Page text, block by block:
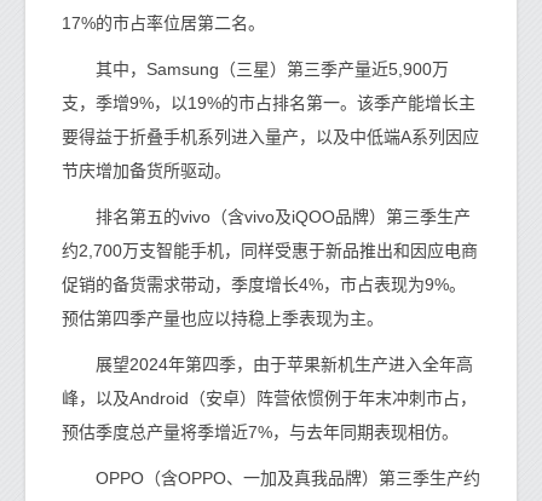
17%的市占率位居第二名。
其中，Samsung（三星）第三季产量近5,900万
支，季增9%，以19%的市占排名第一。该季产能增长主
要得益于折叠手机系列进入量产，以及中低端A系列因应
节庆增加备货所驱动。
排名第五的vivo（含vivo及iQOO品牌）第三季生产
约2,700万支智能手机，同样受惠于新品推出和因应电商
促销的备货需求带动，季度增长4%，市占表现为9%。
预估第四季产量也应以持稳上季表现为主。
展望2024年第四季，由于苹果新机生产进入全年高
峰，以及Android（安卓）阵营依惯例于年末冲刺市占，
预估季度总产量将季增近7%，与去年同期表现相仿。
OPPO（含OPPO、一加及真我品牌）第三季生产约